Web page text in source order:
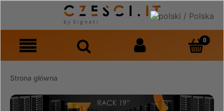
Strona główna